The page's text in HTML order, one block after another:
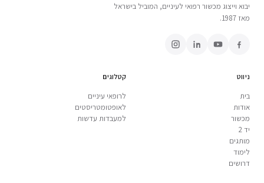
יבוא וייצוג מכשור רפואי לעיניים, המוביל בישראל
מאז 1987.
ניווט
בית
אודות
מכשור
יד 2
מותגים
לימוד
דרושים
קטלוגים
לרופאי עיניים
לאופטומטריסטים
למעבדות עדשות